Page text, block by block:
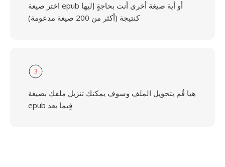
اختر صيغة epub أو أية صيغة أخرى أنت بحاجةٍ إليها
كنتيجة (أكثر من 200 صيغة مدعومة)
3
هيا قُم بتحويل الملف وسوف يمكنك تنزيل ملفك بصيغة
epub فِيما بعد